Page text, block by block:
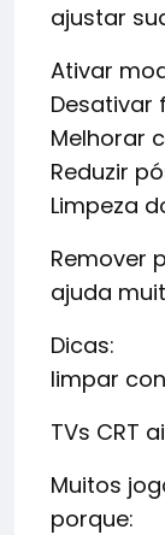
ajustar
Ativar
Desativar
Melhorar
Reduzir
Limpeza
Remover
ajuda
Dicas:
limpar
TVs CRT
Muitos
porque: